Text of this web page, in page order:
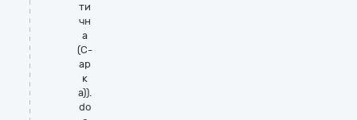
ти
чн
а
(С-
ар
к
а)).
do